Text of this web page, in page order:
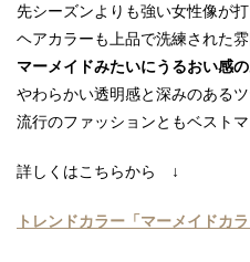
先シーズンよりも強い女性像が打
ヘアカラーも上品で洗練された
マーメイドみたいにうるおい感
やわらかい透明感と深みのあるツ
流行のファッションともベストマ
詳しくはこちらから ↓
トレンドカラー「マーメイドカラ